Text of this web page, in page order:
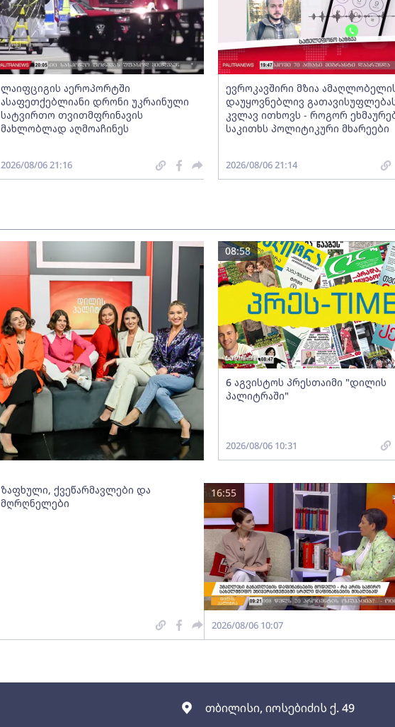
თბილისი, იოსებიძის ქ. 49
ლაიფციგის აეროპორტში
ასაფეთქებლიანი დრონი უკრაინული
სატვირთო თვითმფრინავის
მახლობლად აღმოაჩინეს
2026/08/06 21:16
ევროკავშირი მზია
დაუყოვნებლივ
კვლავ ითხოვს - როგორ
საკითხს პოლიტიკური მხარეები
2026/08/06 21:14
6 აგვისტოს პრესთაიმი "დილის
პალიტრაში"
08:58
2026/08/06 10:31
ზაფხული, ქვეწარმავლები და
მღრღნელები
16:55
2026/08/06 10:07